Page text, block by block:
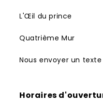
L'Œil du prince
Quatrième Mur
Nous envoyer un texte
Horaires